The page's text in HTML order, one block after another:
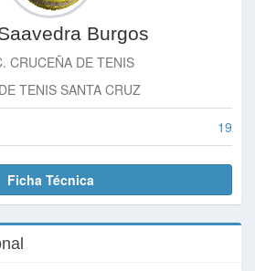
Burgos
CRUCEÑA DE TENIS
TENIS SANTA CRUZ
19
Ficha Técnica